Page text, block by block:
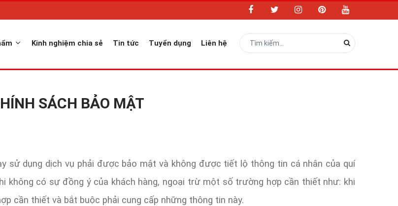
Kinh nghiệm chia sẻ Tin tức Tuyển dụng Liên hệ
SÁCH BẢO MẬT
sử dụng dịch vụ phải được bảo mật và không được tiết lộ thông tin cá nhân của quí
không có sự đồng ý của khách hàng, ngoại trừ một số trường hợp cần thiết như: khi
cần thiết và bắt buộc phải cung cấp những thông tin này.